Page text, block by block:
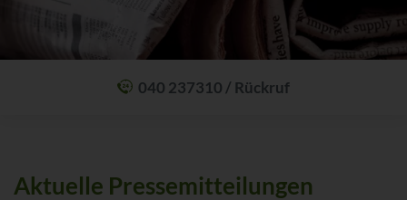
040 237310 / Rückruf
Aktuelle Pressemitteilungen